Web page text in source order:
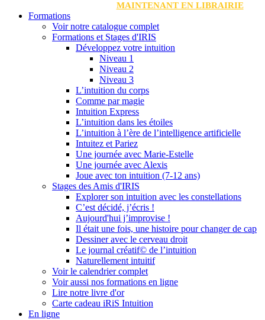
MAINTENANT EN LIBRAIRIE
Formations
Voir notre catalogue complet
Formations et Stages d'IRIS
Développez votre intuition
Niveau 1
Niveau 2
Niveau 3
L’intuition du corps
Comme par magie
Intuition Express
L’intuition dans les étoiles
L’intuition à l’ère de l’intelligence artificielle
Intuitez et Pariez
Une journée avec Marie-Estelle
Une journée avec Alexis
Joue avec ton intuition (7-12 ans)
Stages des Amis d'IRIS
Explorer son intuition avec les constellations
C’est décidé, j’écris !
Aujourd'hui j’improvise !
Il était une fois, une histoire pour changer de cap
Dessiner avec le cerveau droit
Le journal créatif© de l’intuition
Naturellement intuitif
Voir le calendrier complet
Voir aussi nos formations en ligne
Lire notre livre d'or
Carte cadeau iRiS Intuition
En ligne